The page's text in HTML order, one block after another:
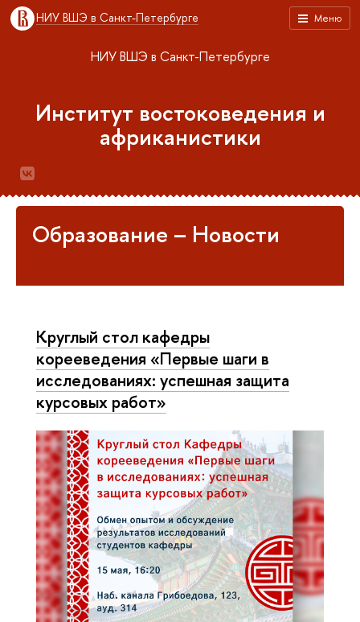
Меню
НИУ ВШЭ в Санкт-Петербурге
НИУ ВШЭ в Санкт-Петербурге
Институт востоковедения и
африканистики
Образование – Новости
Круглый стол кафедры
корееведения «Первые шаги в
исследованиях: успешная защита
курсовых работ»